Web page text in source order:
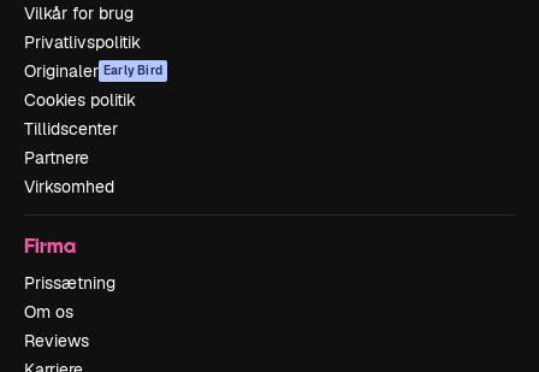
Vilkår for brug
Privatlivspolitik
Originaler Early Bird
Cookies politik
Tillidscenter
Partnere
Virksomhed
Firma
Prissætning
Om os
Reviews